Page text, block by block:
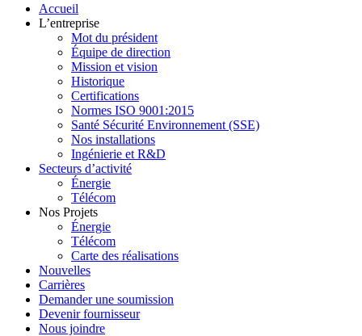
Accueil
L’entreprise
Mot du président
Équipe de direction
Mission et vision
Historique
Certifications
Normes ISO 9001:2015
Santé Sécurité Environnement (SSE)
Nos installations
Ingénierie et R&D
Secteurs d’activité
Énergie
Télécom
Nos Projets
Énergie
Télécom
Carte des réalisations
Nouvelles
Carrières
Demander une soumission
Devenir fournisseur
Nous joindre